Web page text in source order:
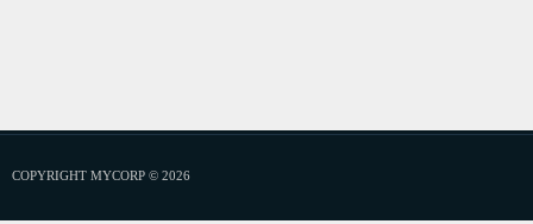
COPYRIGHT MYCORP © 2026